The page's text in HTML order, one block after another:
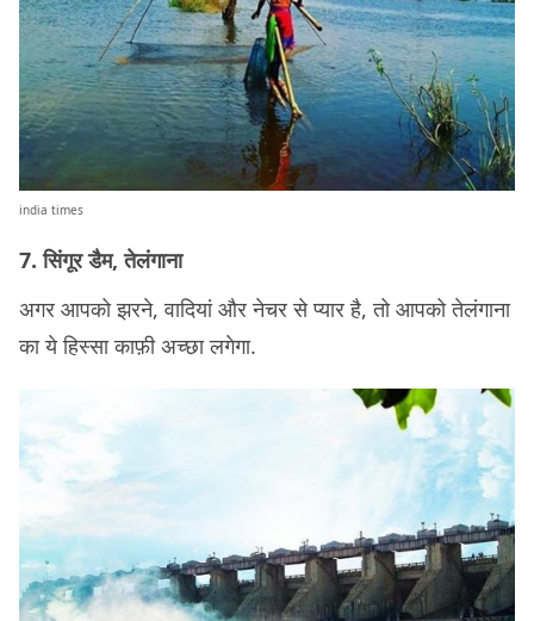
india times
7. सिंगूर डैम, तेलंगाना
अगर आपको झरने, वादियां और नेचर से प्यार है, तो आपको तेलंगाना
का ये हिस्सा काफ़ी अच्छा लगेगा.